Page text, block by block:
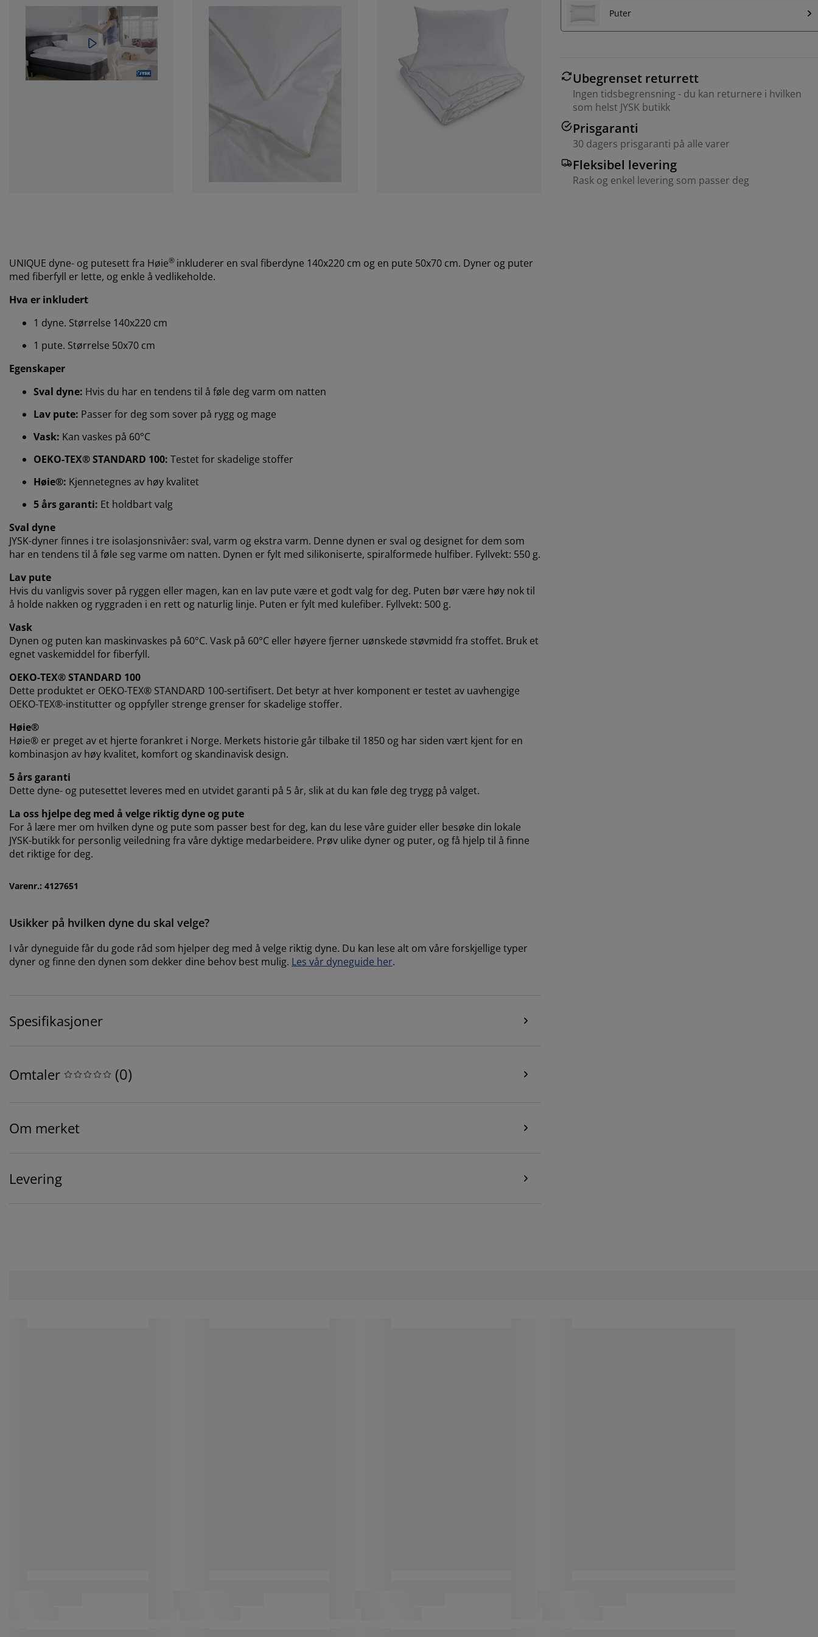
Puter
Ubegrenset returrett
Ingen tidsbegrensning - du kan returnere i hvilken
som helst JYSK butikk
Prisgaranti
30 dagers prisgaranti på alle varer
Fleksibel levering
Rask og enkel levering som passer deg
UNIQUE dyne- og putesett fra Høie® inkluderer en sval fiberdyne 140x220 cm og en pute 50x70 cm. Dyner og puter
med fiberfyll er lette, og enkle å vedlikeholde.
Hva er inkludert
1 dyne. Størrelse 140x220 cm
1 pute. Størrelse 50x70 cm
Egenskaper
Sval dyne: Hvis du har en tendens til å føle deg varm om natten
Lav pute: Passer for deg som sover på rygg og mage
Vask: Kan vaskes på 60°C
OEKO-TEX® STANDARD 100: Testet for skadelige stoffer
Høie®: Kjennetegnes av høy kvalitet
5 års garanti: Et holdbart valg
Sval dyne
JYSK-dyner finnes i tre isolasjonsnivåer: sval, varm og ekstra varm. Denne dynen er sval og designet for dem som
har en tendens til å føle seg varme om natten. Dynen er fylt med silikoniserte, spiralformede hulfiber. Fyllvekt: 550 g.
Lav pute
Hvis du vanligvis sover på ryggen eller magen, kan en lav pute være et godt valg for deg. Puten bør være høy nok til
å holde nakken og ryggraden i en rett og naturlig linje. Puten er fylt med kulefiber. Fyllvekt: 500 g.
Vask
Dynen og puten kan maskinvaskes på 60°C. Vask på 60°C eller høyere fjerner uønskede støvmidd fra stoffet. Bruk et
egnet vaskemiddel for fiberfyll.
OEKO-TEX® STANDARD 100
Dette produktet er OEKO-TEX® STANDARD 100-sertifisert. Det betyr at hver komponent er testet av uavhengige
OEKO-TEX®-institutter og oppfyller strenge grenser for skadelige stoffer.
Høie®
Høie® er preget av et hjerte forankret i Norge. Merkets historie går tilbake til 1850 og har siden vært kjent for en
kombinasjon av høy kvalitet, komfort og skandinavisk design.
5 års garanti
Dette dyne- og putesettet leveres med en utvidet garanti på 5 år, slik at du kan føle deg trygg på valget.
La oss hjelpe deg med å velge riktig dyne og pute
For å lære mer om hvilken dyne og pute som passer best for deg, kan du lese våre guider eller besøke din lokale
JYSK-butikk for personlig veiledning fra våre dyktige medarbeidere. Prøv ulike dyner og puter, og få hjelp til å finne
det riktige for deg.
Varenr.: 4127651
Usikker på hvilken dyne du skal velge?
I vår dyneguide får du gode råd som hjelper deg med å velge riktig dyne. Du kan lese alt om våre forskjellige typer
dyner og finne den dynen som dekker dine behov best mulig. Les vår dyneguide her.
Spesifikasjoner
Omtaler (0)
Om merket
Levering